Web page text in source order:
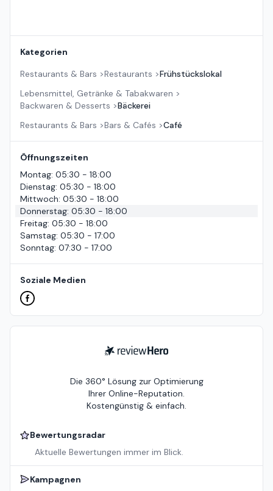
Kategorien
Restaurants & Bars >Restaurants >Frühstückslokal
Lebensmittel, Getränke & Tabakwaren >
Backwaren & Desserts >Bäckerei
Restaurants & Bars >Bars & Cafés >Café
Öffnungszeiten
Montag: 05:30 - 18:00
Dienstag: 05:30 - 18:00
Mittwoch: 05:30 - 18:00
Donnerstag: 05:30 - 18:00
Freitag: 05:30 - 18:00
Samstag: 05:30 - 17:00
Sonntag: 07:30 - 17:00
Soziale Medien
ReviewHero
Die 360° Lösung zur Optimierung
Ihrer Online-Reputation.
Kostengünstig & einfach.
Bewertungsradar
Aktuelle Bewertungen immer im Blick.
Kampagnen